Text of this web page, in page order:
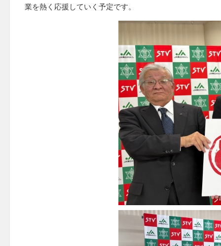
業を熱く応援していく予定です。